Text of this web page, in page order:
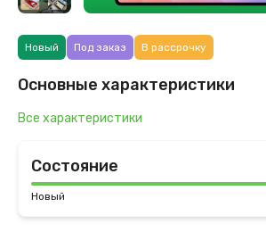
Новый Под заказ В рассрочку
Основные характеристики
Все характеристики
Состояние
Новый